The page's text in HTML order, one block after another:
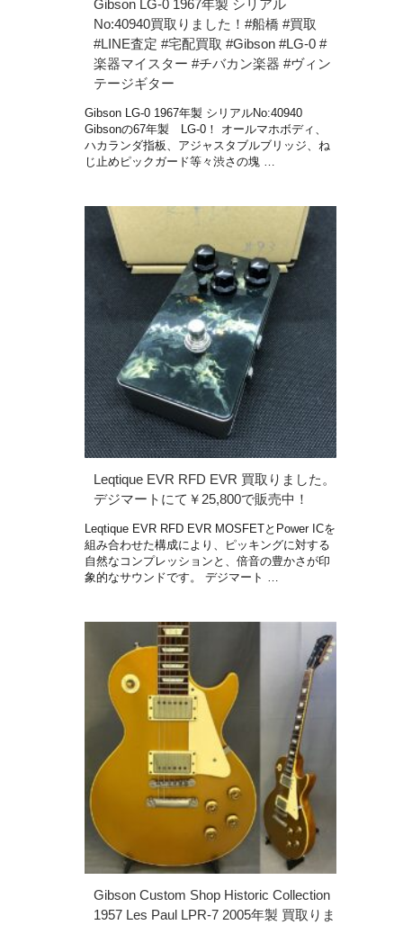
Gibson LG-0 1967年製 シリアル
No:40940買取りました！#船橋 #買取
#LINE査定 #宅配買取 #Gibson #LG-0 #
楽器マイスター #チバカン楽器 #ヴィン
テージギター
Gibson LG-0 1967年製 シリアルNo:40940
Gibsonの67年製 LG-0！ オールマホボディ、
ハカランダ指板、アジャスタブルブリッジ、ね
じ止めピックガード等々渋さの塊 …
Leqtique EVR RFD EVR 買取りました。
デジマートにて￥25,800で販売中！
Leqtique EVR RFD EVR MOSFETとPower ICを
組み合わせた構成により、ピッキングに対する
自然なコンプレッションと、倍音の豊かさが印
象的なサウンドです。 デジマート …
Gibson Custom Shop Historic Collection
1957 Les Paul LPR-7 2005年製 買取りま